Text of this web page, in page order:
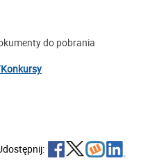
do pobrania